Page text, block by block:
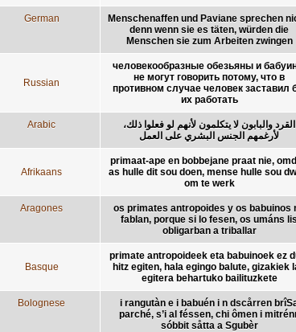
German
Menschenaffen und Paviane sprechen
denn wenn sie es täten, würden die
Menschen sie zum Arbeiten zwingen
Russian
человекообразные обезьяны и
не могут говорить потому, что в
противном случае человек заставил
их работать
Arabic
القرد والبابون لا يتكلمون لأنهم لو فعلوا ذلك،
لأرغمهم الجنس البشري على العمل
Afrikaans
primaat-ape en bobbejane praat nie,
as hulle dit sou doen, mense hulle sou
om te werk
Aragones
os primates antropoides y os babuinos
fablan, porque si lo fesen, os umáns lis
obligarban a triballar
Basque
primate antropoideek eta babuinoek ez
hitz egiten, hala egingo balute, gizakiek
egitera behartuko bailituzkete
Bolognese
i rangutàn e i babuén i n dscårren
parché, s’i al féssen, chi ômen i
sóbbit såtta a Sgubèr